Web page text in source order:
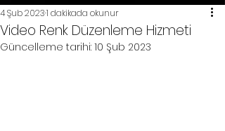
Video Renk Düzenleme Hizmeti
4 Şub 20231 dakikada okunur
Güncelleme tarihi: 10 Şub 2023